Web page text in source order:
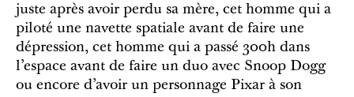
juste après avoir perdu sa mère, cet homme qui a
piloté une navette spatiale avant de faire une
dépression, cet homme qui a passé 300h dans
l’espace avant de faire un duo avec Snoop Dogg
ou encore d’avoir un personnage Pixar à son